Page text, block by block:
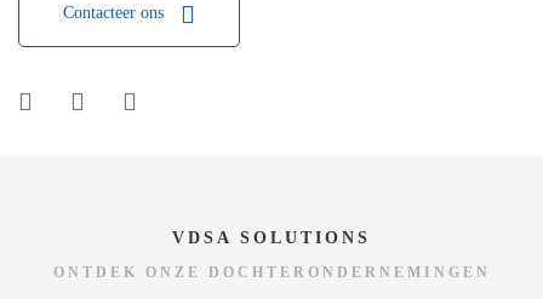
Contacteer ons
VDSA SOLUTIONS
ONTDEK ONZE DOCHTERONDERNEMINGEN